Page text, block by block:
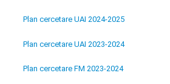
Plan cercetare UAI 2024-2025
Plan cercetare UAI 2023-2024
Plan cercetare FM 2023-2024